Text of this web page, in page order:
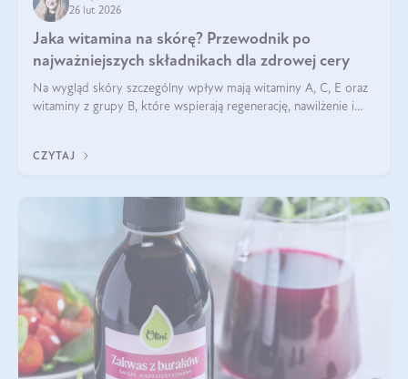
26 lut 2026
Jaka witamina na skórę? Przewodnik po
najważniejszych składnikach dla zdrowej cery
Na wygląd skóry szczególny wpływ mają witaminy A, C, E oraz
witaminy z grupy B, które wspierają regenerację, nawilżenie i
CZYTAJ